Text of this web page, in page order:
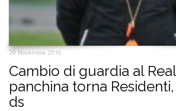
29 Novembre 2016
Cambio di guardia al
panchina torna
ds